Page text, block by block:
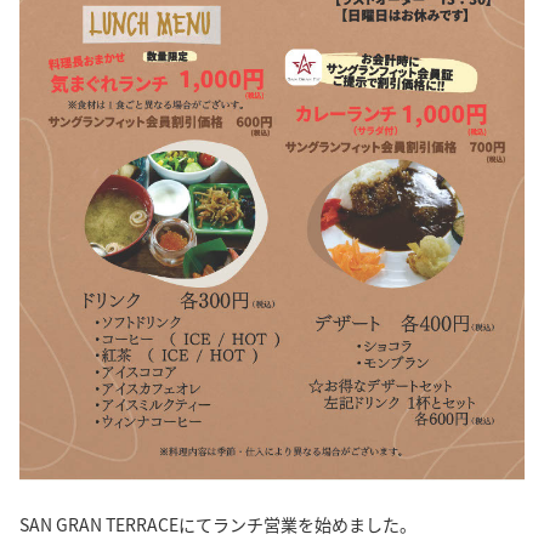
SAN GRAN TERRACEにてランチ営業を始めました。